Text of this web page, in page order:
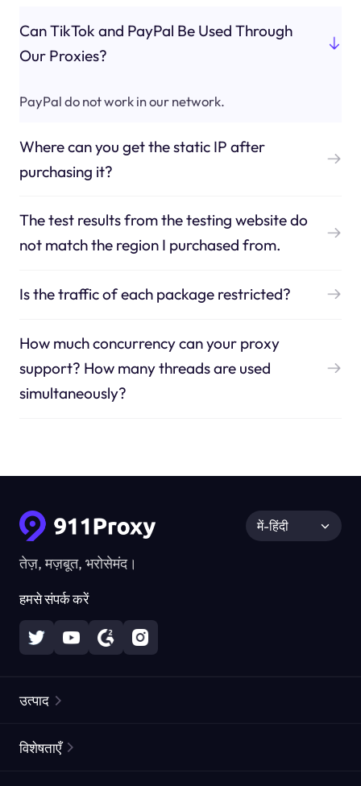
Can TikTok and PayPal Be Used Through
Our Proxies?
PayPal do not work in our network.
Where can you get the static IP after
purchasing it?
The test results from the testing website do
not match the region I purchased from.
Is the traffic of each package restricted?
How much concurrency can your proxy
support? How many threads are used
simultaneously?
तेज़, मज़बूत, भरोसेमंद।
हमसे संपर्क करें
में-हिंदी
उत्पाद
विशेषताएँ